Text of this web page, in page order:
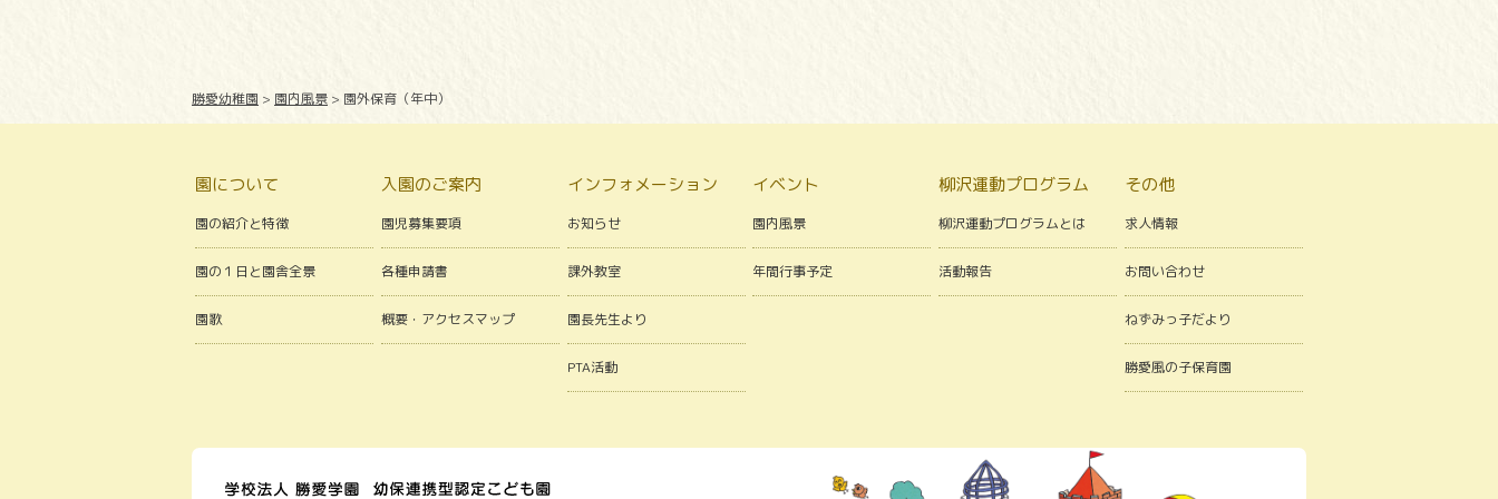
勝愛幼稚園 > 園内風景 > 園外保育（年中）
園について
園の紹介と特徴
園の１日と園舎全景
園歌
入園のご案内
園児募集要項
各種申請書
概要・アクセスマップ
インフォメーション
お知らせ
課外教室
園長先生より
PTA活動
イベント
園内風景
年間行事予定
柳沢運動プログラム
柳沢運動プログラムとは
活動報告
その他
求人情報
お問い合わせ
ねずみっ子だより
勝愛風の子保育園